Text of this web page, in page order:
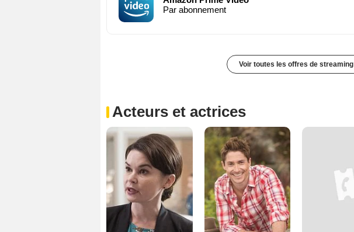
Par abonnement
Voir toutes les offres de streaming
Acteurs et actrices